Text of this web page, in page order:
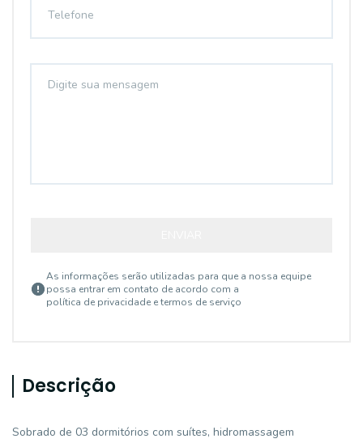
As informações serão utilizadas para que a nossa equipe
possa entrar em contato de acordo com a
política de privacidade e termos de serviço
Descrição
Sobrado de 03 dormitórios com suítes, hidromassagem